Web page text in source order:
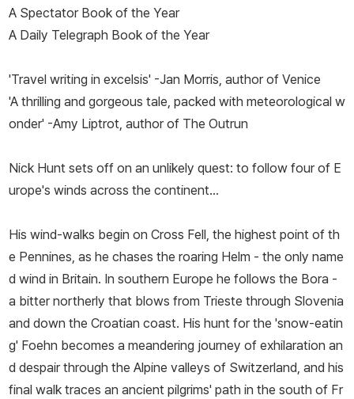
A Spectator Book of the Year
A Daily Telegraph Book of the Year
'Travel writing in excelsis' -Jan Morris, author of Venice
'A thrilling and gorgeous tale, packed with meteorological w
onder' -Amy Liptrot, author of The Outrun
Nick Hunt sets off on an unlikely quest: to follow four of E
urope's winds across the continent...
His wind-walks begin on Cross Fell, the highest point of th
e Pennines, as he chases the roaring Helm - the only name
d wind in Britain. In southern Europe he follows the Bora -
a bitter northerly that blows from Trieste through Slovenia
and down the Croatian coast. His hunt for the 'snow-eatin
g' Foehn becomes a meandering journey of exhilaration an
d despair through the Alpine valleys of Switzerland, and his
final walk traces an ancient pilgrims' path in the south of Fr